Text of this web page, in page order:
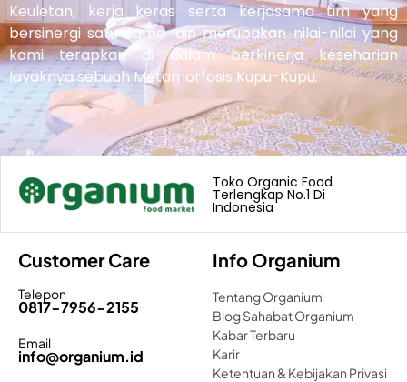
Keuletan, kerja keras serta kerjasama tim yang
bersinergi satu sama lain merupakan nilai-nilai yang
kami terapkan di dalam berkinerja keseharian
layaknya sebuah Metamorfosis Kupu-Kupu.
Toko Organic Food
Terlengkap No.1 Di
Indonesia
Customer Care
Telepon
0817-7956-2155
Email
info@organium.id
Info Organium
Tentang Organium
Blog Sahabat Organium
Kabar Terbaru
Karir
Ketentuan & Kebijakan Privasi